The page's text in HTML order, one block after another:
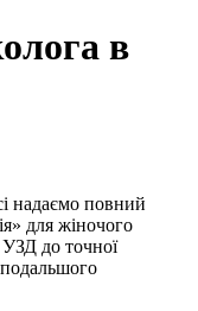
в
надаємо повний
для жіночого
УЗД до точної